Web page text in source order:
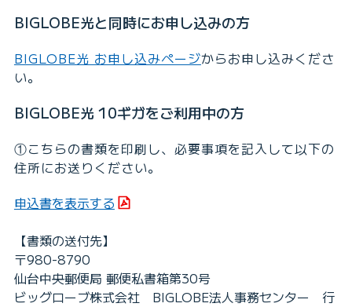
BIGLOBE光と同時にお申し込みの方
BIGLOBE光 お申し込みページからお申し込みくださ
い。
BIGLOBE光 10ギガをご利用中の方
①こちらの書類を印刷し、必要事項を記入して以下の
住所にお送りください。
申込書を表示する
【書類の送付先】
〒980-8790
仙台中央郵便局 郵便私書箱第30号
ビッグローブ株式会社 BIGLOBE法人事務センター 行